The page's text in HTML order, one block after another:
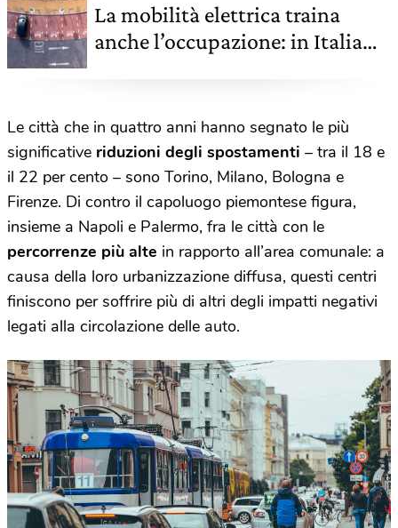
La mobilità elettrica traina
anche l’occupazione: in Italia
Le città che in quattro anni hanno segnato le più
significative riduzioni degli spostamenti – tra il 18 e
il 22 per cento – sono Torino, Milano, Bologna e
Firenze. Di contro il capoluogo piemontese figura,
insieme a Napoli e Palermo, fra le città con le
percorrenze più alte in rapporto all’area comunale: a
causa della loro urbanizzazione diffusa, questi centri
finiscono per soffrire più di altri degli impatti negativi
legati alla circolazione delle auto.